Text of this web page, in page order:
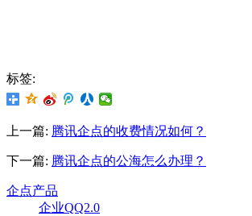
标签:
上一篇: 腾讯企点的收费情况如何？
下一篇: 腾讯企点的公海怎么办理？
企点产品
企业QQ2.0